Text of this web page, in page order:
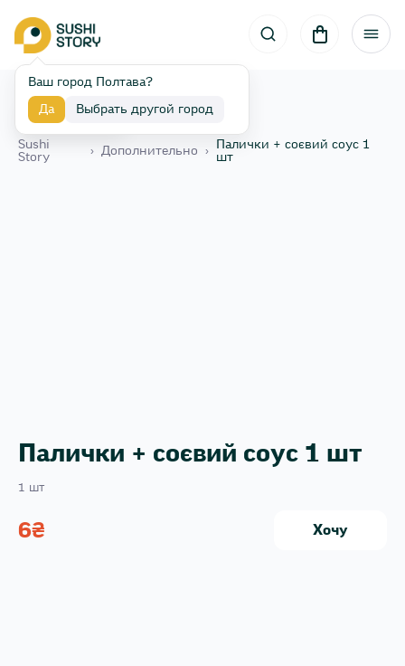
Ваш город Полтава?
Да Выбрать другой город
Назад
Sushi
Story
› Дополнительно ›
Палички + соєвий соус 1
шт
Палички + соєвий соус 1 шт
1 шт
6₴ Хочу